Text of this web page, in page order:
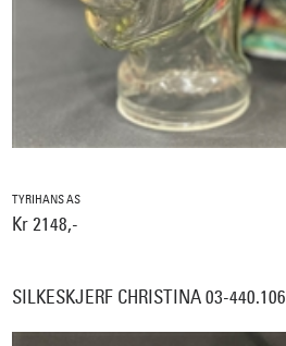
TYRIHANS AS
Kr 2148,-
SILKESKJERF CHRISTINA 03-440.106